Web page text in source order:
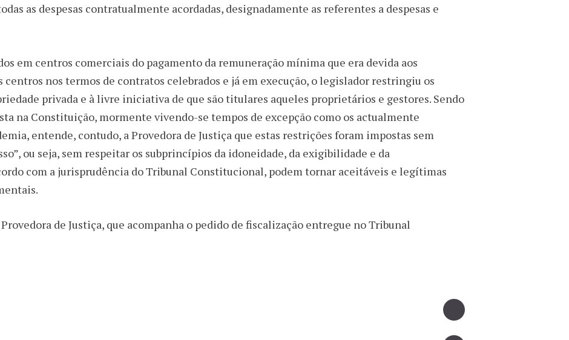
as despesas contratualmente acordadas, designadamente as referentes a despesas e
em centros comerciais do pagamento da remuneração mínima que era devida aos
nos termos de contratos celebrados e já em execução, o legislador restringiu os
privada e à livre iniciativa de que são titulares aqueles proprietários e gestores. Sendo
na Constituição, mormente vivendo-se tempos de excepção como os actualmente
entende, contudo, a Provedora de Justiça que estas restrições foram impostas sem
ou seja, sem respeitar os subprincípios da idoneidade, da exigibilidade e da
com a jurisprudência do Tribunal Constitucional, podem tornar aceitáveis e legítimas
de Justiça, que acompanha o pedido de fiscalização entregue no Tribunal